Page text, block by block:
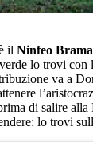
il Ninfeo
lo trovi con
va a
di salire alla
lo trovi